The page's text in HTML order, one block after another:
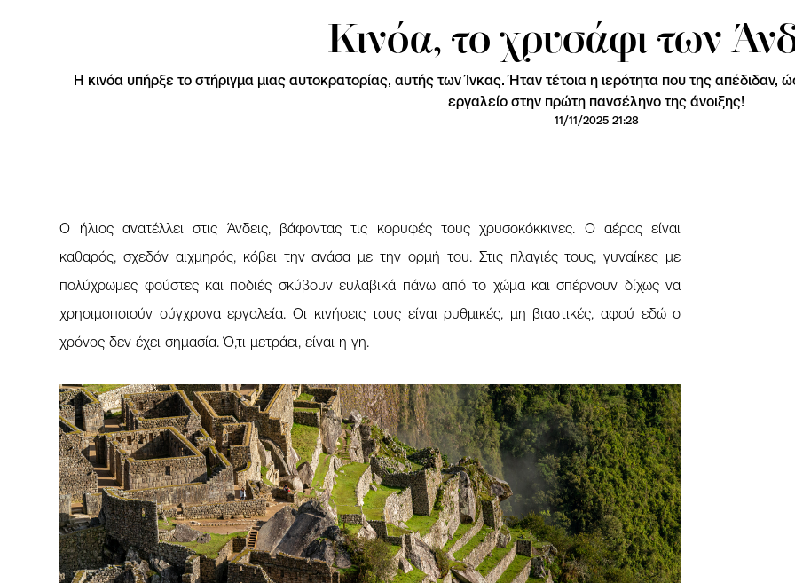
Κινόα, το χρυσάφι των
Η κινόα υπήρξε το στήριγμα μιας αυτοκρατορίας, αυτής των Ίνκας. Ήταν τέτοια η ιερότητα που της
εργαλείο στην πρώτη πανσέληνο της άνοιξης!
11/11/2025 21:28
Ο ήλιος ανατέλλει στις Άνδεις, βάφοντας τις κορυφές τους χρυσοκόκκινες. Ο αέρας είναι
καθαρός, σχεδόν αιχμηρός, κόβει την ανάσα με την ορμή του. Στις πλαγιές τους, γυναίκες με
πολύχρωμες φούστες και ποδιές σκύβουν ευλαβικά πάνω από το χώμα και σπέρνουν δίχως να
χρησιμοποιούν σύγχρονα εργαλεία. Οι κινήσεις τους είναι ρυθμικές, μη βιαστικές, αφού εδώ ο
χρόνος δεν έχει σημασία. Ό,τι μετράει, είναι η γη.